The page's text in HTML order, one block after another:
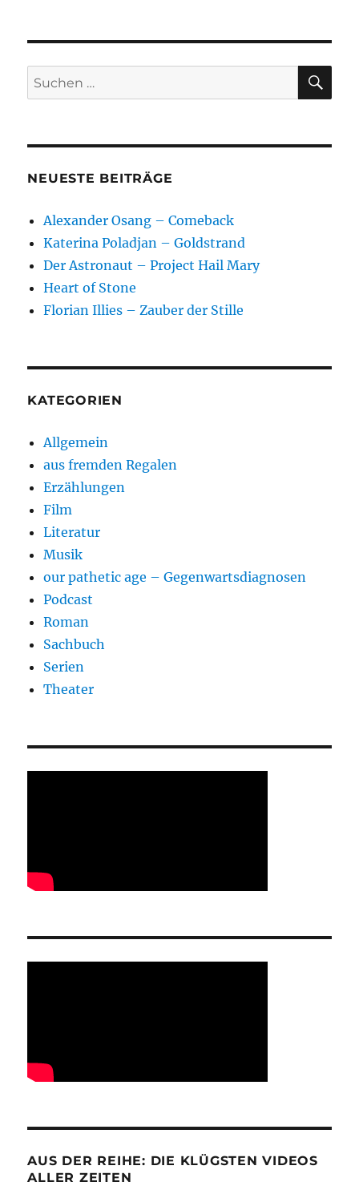
1918:
Welt
Suchen
nach:
NEUESTE BEITRÄGE
Alexander Osang – Comeback
Katerina Poladjan – Goldstrand
Der Astronaut – Project Hail Mary
Heart of Stone
Florian Illies – Zauber der Stille
KATEGORIEN
Allgemein
aus fremden Regalen
Erzählungen
Film
Literatur
Musik
our pathetic age – Gegenwartsdiagnosen
Podcast
Roman
Sachbuch
Serien
Theater
AUS DER REIHE: DIE KLÜGSTEN VIDEOS
ALLER ZEITEN